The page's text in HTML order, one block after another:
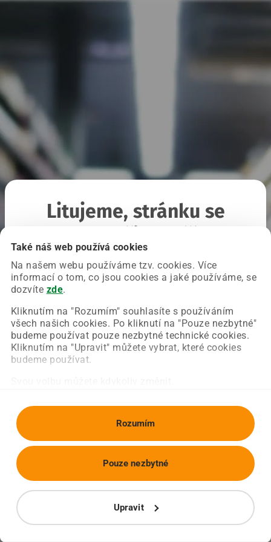
Také náš web používá cookies
Na našem webu používáme tzv. cookies. Více
informací o tom, co jsou cookies a jaké používáme, se
dozvíte zde.
Kliknutím na "Rozumím" souhlasíte s používáním
všech našich cookies. Po kliknutí na "Pouze nezbytné"
budeme používat pouze nezbytné technické cookies.
Kliknutím na "Upravit" můžete vybrat, které cookies
budeme používat.
Rozumím
Upravit
Pouze nezbytné
Litujeme, stránku se
Chyba nastala na naší straně a už ji opravujeme.
Zkuste prosím znovu načíst požadovanou stránku.
Obnovit stránku Úvodní strana